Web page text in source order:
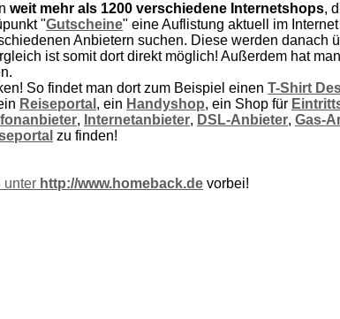
weit mehr als 1200 verschiedene Internetshops,
"Gutscheine" eine Auflistung aktuell im
Anbietern suchen. Diese werden
ist somit dort direkt möglich! Außerdem hat
So findet man dort zum Beispiel einen T-Shirt
Reiseportal , ein Handyshop, ein Shop für
, Internetanbieter, DSL-Anbieter, Gas-
zu finden!
unter http://www.homeback.de vorbei!